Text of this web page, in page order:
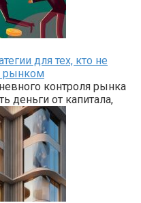
для тех, кто не
рынком
контроля рынка
деньги от капитала,